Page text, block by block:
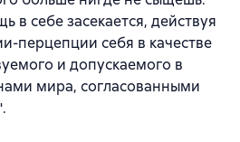
в себе засекается, действуя
перцепции себя в качестве
и допускаемого в
мира, согласованными